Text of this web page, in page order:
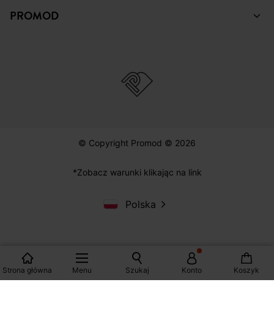
Strona główna Menu Szukaj Konto Koszyk
PROMOD
© Copyright Promod © 2026
*Zobacz warunki klikając na link
Polska